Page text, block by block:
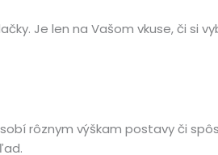
Je len na Vašom vkuse, či
rôznym výškam postavy či